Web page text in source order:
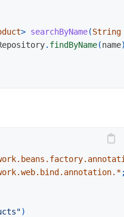
> searchByName(String
. findByName(name
)